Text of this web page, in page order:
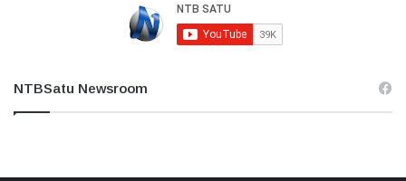
NTBSatu Newsroom